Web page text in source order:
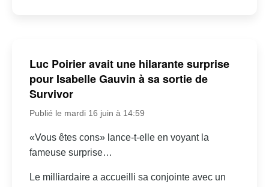
Luc Poirier avait une hilarante surprise
pour Isabelle Gauvin à sa sortie de
Survivor
Publié le mardi 16 juin à 14:59
«Vous êtes cons» lance-t-elle en voyant la
fameuse surprise…
Le milliardaire a accueilli sa conjointe avec un